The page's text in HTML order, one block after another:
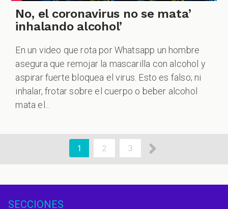
No, el coronavirus no se mata’
inhalando alcohol’
En un video que rota por Whatsapp un hombre
asegura que remojar la mascarilla con alcohol y
aspirar fuerte bloquea el virus. Esto es falso; ni
inhalar, frotar sobre el cuerpo o beber alcohol
mata el...
Página
actual
1 Page
2 Page
3
Siguiente
SECCIONES